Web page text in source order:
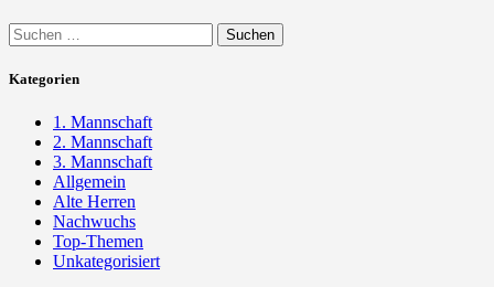
Suchen
nach:
Kategorien
1. Mannschaft
2. Mannschaft
3. Mannschaft
Allgemein
Alte Herren
Nachwuchs
Top-Themen
Unkategorisiert